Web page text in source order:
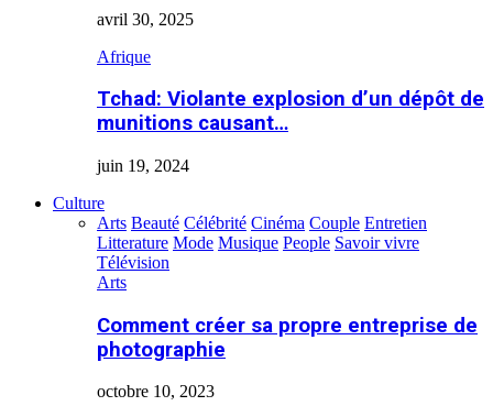
avril 30, 2025
Afrique
Tchad: Violante explosion d’un dépôt de
munitions causant…
juin 19, 2024
Culture
Arts Beauté Célébrité Cinéma Couple Entretien
Litterature Mode Musique People Savoir vivre
Télévision
Arts
Comment créer sa propre entreprise de
photographie
octobre 10, 2023